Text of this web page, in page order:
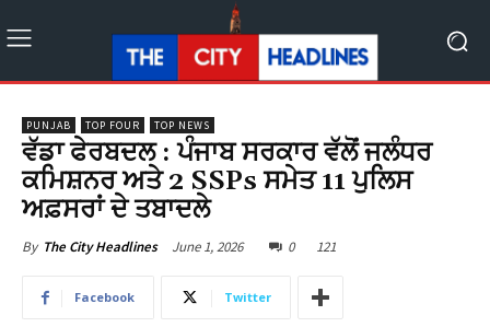
PUNJAB TOP FOUR TOP NEWS
ਵੱਡਾ ਫੇਰਬਦਲ : ਪੰਜਾਬ ਸਰਕਾਰ ਵੱਲੋਂ ਜਲੰਧਰ
ਕ‍ਮਿਸ਼ਨਰ ਅਤੇ 2 SSPs ਸਮੇਤ 11 ਪੁਲਿਸ
ਅਫ਼ਸਰਾਂ ਦੇ ਤਬਾਦਲੇ
By The City Headlines June 1, 2026 0 121
Facebook Twitter